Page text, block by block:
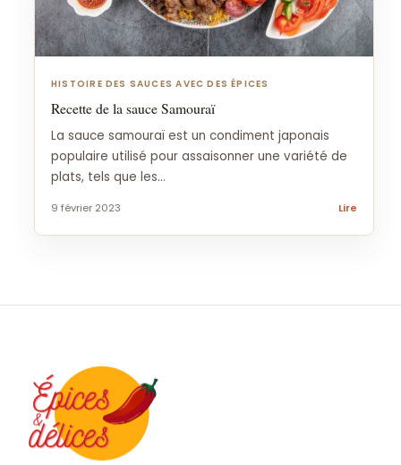
HISTOIRE DES SAUCES AVEC DES ÉPICES
Recette de la sauce Samouraï
La sauce samouraï est un condiment japonais
populaire utilisé pour assaisonner une variété de
plats, tels que les...
9 février 2023 Lire